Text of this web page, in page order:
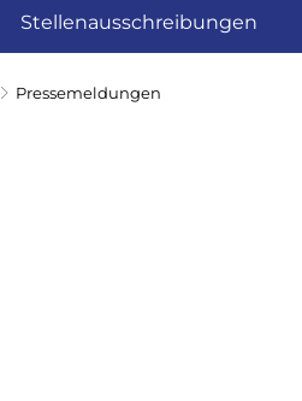
Stellenausschreibungen
Pressemeldungen